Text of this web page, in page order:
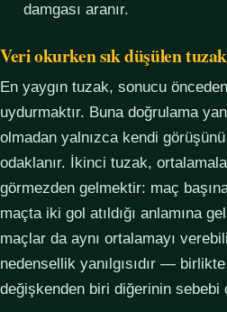
damgası aranır.
Veri okurken sık düşülen
En yaygın tuzak, sonucu
uydurmaktır. Buna doğrulama
olmadan yalnızca kendi
odaklanır. İkinci tuzak,
görmezden gelmektir: maç
maçta iki gol atıldığı anlamına
maçlar da aynı ortalamayı
nedensellik yanılgısıdır —
değişkenden biri diğerinin sebebi